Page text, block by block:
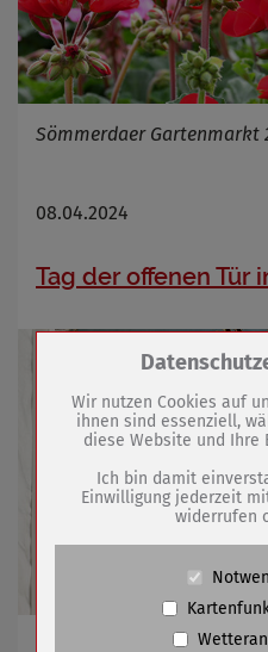
Sömmerdaer Gartenmarkt
08.04.2024
Tag der offenen Tür
Restaurierte Vereinsfahne,
Zum Betrieb der
Name
PHP
Anbieter
Eigentümer
Wenselaar
Wir nutzen Cookies auf
ihnen sind essenziell,
diese Website und Ihre
Ich bin damit
Einwilligung jederzeit
widerrufen